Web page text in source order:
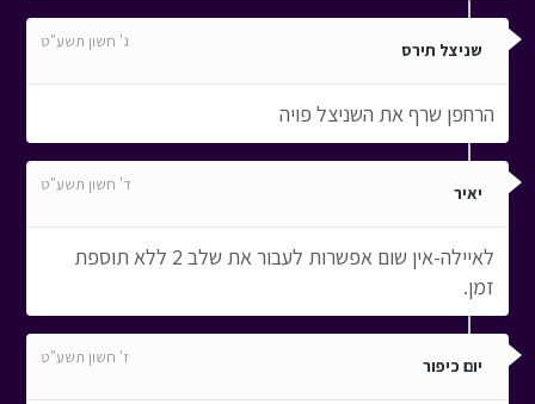
שניצל תירס ג' חשון תשע"ט
הרחפן שרף את השניצל פויה
יאיר ד' חשון תשע"ט
לאיילה-אין שום אפשרות לעבור את שלב 2 ללא תוספת
זמן.
יום כיפור ז' חשון תשע"ט